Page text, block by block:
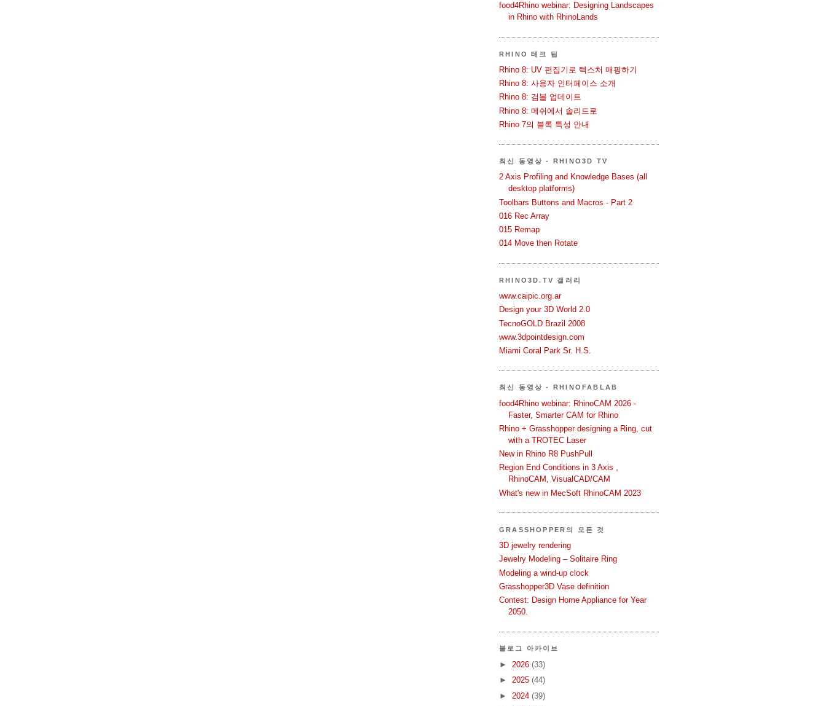
food4Rhino webinar: Designing Landscapes
in Rhino with RhinoLands
RHINO 테크 팁
Rhino 8: UV 편집기로 텍스처 매핑하기
Rhino 8: 사용자 인터페이스 소개
Rhino 8: 검볼 업데이트
Rhino 8: 메쉬에서 솔리드로
Rhino 7의 블록 특성 안내
최신 동영상 - RHINO3D TV
2 Axis Profiling and Knowledge Bases (all
desktop platforms)
Toolbars Buttons and Macros - Part 2
016 Rec Array
015 Remap
014 Move then Rotate
RHINO3D.TV 갤러리
www.caipic.org.ar
Design your 3D World 2.0
TecnoGOLD Brazil 2008
www.3dpointdesign.com
Miami Coral Park Sr. H.S.
최신 동영상 - RHINOFABLAB
food4Rhino webinar: RhinoCAM 2026 -
Faster, Smarter CAM for Rhino
Rhino + Grasshopper designing a Ring, cut
with a TROTEC Laser
New in Rhino R8 PushPull
Region End Conditions in 3 Axis ,
RhinoCAM, VisualCAD/CAM
What's new in MecSoft RhinoCAM 2023
GRASSHOPPER의 모든 것
3D jewelry rendering
Jewelry Modeling – Solitaire Ring
Modeling a wind-up clock
Grasshopper3D Vase definition
Contest: Design Home Appliance for Year
2050.
블로그 아카이브
► 2026 (33)
► 2025 (44)
► 2024 (39)